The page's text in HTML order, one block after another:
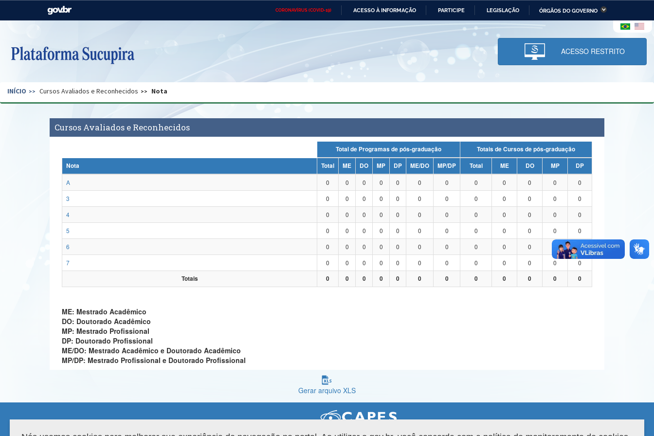
CORONAVÍRUS (COVID-19) ACESSO À INFORMAÇÃO PARTICIPE LEGISLAÇÃO ÓRGÃOS DO GOVERNO
Casa Civil Ministério das Relações Ministério da Economia Ministério da Infraestrutura
Pecuária e Abastecimento
Ministério da Ciência,
Tecnologia, Inovações e
Comunicações
Ministério do Desenvolvimento
Regional e dos Direitos Humanos
Secretaria de Governo Gabinete de Segurança Advocacia-Geral da União Banco Central do Brasil Planalto
ACESSO RESTRITO
INÍCIO Cursos Avaliados e Reconhecidos Nota
Cursos Avaliados e Reconhecidos
Total de Programas de pós-graduação
Totais de Cursos de pós-graduação
Nota
Total ME DO MP DP ME/DO MP/DP Total ME DO MP
DP
A
0 0 0 0 0 0 0 0 0 0 0
0
3
0 0 0 0 0 0 0 0 0 0 0
0
4
0 0 0 0 0 0 0 0 0 0 0
0
5
0 0 0 0 0 0 0 0 0 0 0
0
6
0 0 0 0 0 0 0 0 0 0
0
7
0 0 0 0 0 0 0 0 0 0 0
0
Totais
0 0 0 0 0 0 0 0 0 0 0 0
ME: Mestrado Acadêmico
DO: Doutorado Acadêmico
MP: Mestrado Profissional
DP: Doutorado Profissional
ME/DO: Mestrado Acadêmico e Doutorado Acadêmico
MP/DP: Mestrado Profissional e Doutorado Profissional
Gerar arquivo XLS